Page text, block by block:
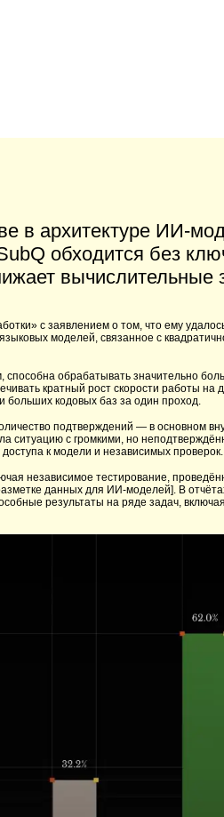
в архитектуре ИИ-
обходится без
вычислительные
с заявлением о том, что ему
моделей, связанное с
способна обрабатывать значительно
кратный рост скорости работы на
больших кодовых баз за один проход.
подтверждений — в основном
ситуацию с громкими, но
к модели и независимых проверок.
независимое тестирование,
данных для ИИ-моделей]. В
результаты на ряде задач, включая